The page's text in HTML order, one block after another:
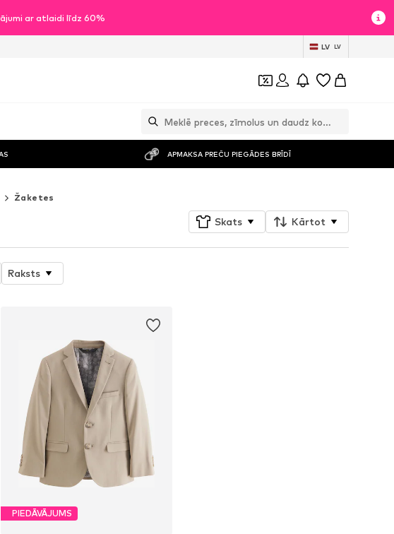
ar atlaidi līdz 60%
LV LV
APMAKSA PREČU PIEGĀDES BRĪDĪ
Žaketes
Skats Kārtot
Raksts
PIEDĀVĀJUMS